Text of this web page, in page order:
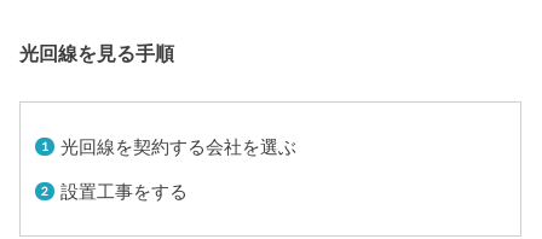
光回線を見る手順
光回線を契約する会社を選ぶ
設置工事をする